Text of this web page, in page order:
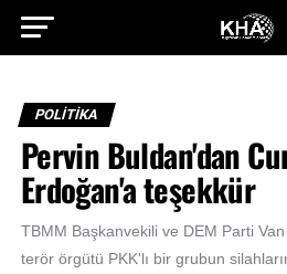
POLİTİKA
Pervin Buldan'dan
Erdoğan'a teşekkür
TBMM Başkanvekili ve DEM Parti
terör örgütü PKK'lı bir grubun